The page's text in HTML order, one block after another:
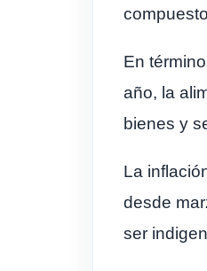
En
año, la
bienes y
La
desde
ser